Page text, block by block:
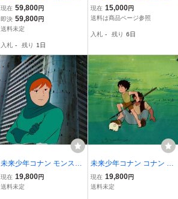
「旅立ち」おじい(死亡シ
ーン) セル画 動画 原画 宮
崎駿 大塚康生 本橋浩一
メ【A572】
現在 59,800円
即決 59,800円
送料未定
入札 - 残り 1日
画、ラナ、背景カラーコ
ピー
現在 15,000円
送料は商品ページ参照
入札 - 残り 6日
未来少年コナン モンスリ
ー セル画 背景画 宮崎駿
大塚康生 本橋浩一 日本ア
現在 19,800円
送料未定
未来少年コナン コナン セ
ル画 背景画 宮崎駿 大塚
康生 本橋浩一 日本アニメ
現在 19,800円
送料未定